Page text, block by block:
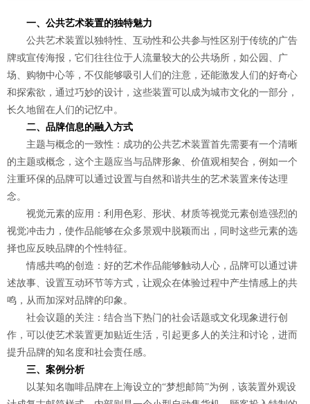
一、公共艺术装置的独特魅力
公共艺术装置以独特性、互动性和公共参与性区别于传统的广告
牌或宣传海报，它们往往位于人流量较大的公共场所，如公园、广
场、购物中心等，不仅能够吸引人们的注意，还能激发人们的好奇心
和探索欲，通过巧妙的设计，这些装置可以成为城市文化的一部分，
长久地留在人们的记忆中。
二、品牌信息的融入方式
主题与概念的一致性：成功的公共艺术装置首先需要有一个清晰
的主题或概念，这个主题应当与品牌形象、价值观相契合，例如一个
注重环保的品牌可以通过设置与自然和谐共生的艺术装置来传达理
念。
视觉元素的应用：利用色彩、形状、材质等视觉元素创造强烈的
视觉冲击力，使作品能够在众多景观中脱颖而出，同时这些元素的选
择也应反映品牌的个性特征。
情感共鸣的创造：好的艺术作品能够触动人心，品牌可以通过讲
述故事、设置互动环节等方式，让观众在体验过程中产生情感上的共
鸣，从而加深对品牌的印象。
社会议题的关注：结合当下热门的社会话题或文化现象进行创
作，可以使艺术装置更加贴近生活，引起更多人的关注和讨论，进而
提升品牌的知名度和社会责任感。
三、案例分析
以某知名咖啡品牌在上海设立的“梦想邮筒”为例，该装置外观设